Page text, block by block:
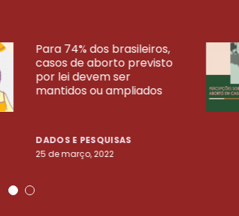
Para 74% dos brasileiros,
casos de aborto previsto
por lei devem ser
mantidos ou ampliados
DADOS E PESQUISAS
25 de março, 2022